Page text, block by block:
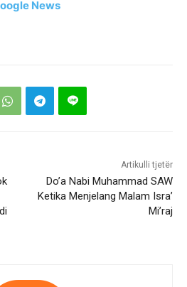
News
Artikulli tjetër
Do’a Nabi Muhammad SAW
Ketika Menjelang Malam Isra’
Mi’raj